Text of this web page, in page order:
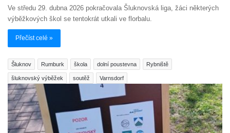
Ve středu 29. dubna 2026 pokračovala Šluknovská liga, žáci některých
výběžkových škol se tentokrát utkali ve florbalu.
Přečíst celé »
Šluknov Rumburk škola dolní poustevna Rybniště
šluknovský výběžek soutěž Varnsdorf